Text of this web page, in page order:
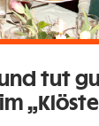
tut